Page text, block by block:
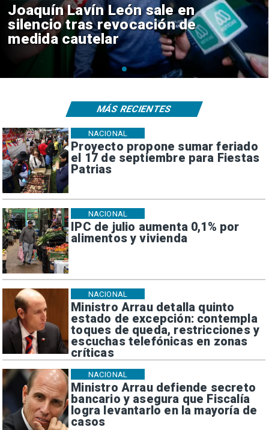
Chile y Venezuela formalizan
reinicio de relaciones
consulares
Proyecto propone sumar feriado
el 17 de septiembre para Fiestas
Patrias
NACIONAL
IPC de julio aumenta 0,1% por
alimentos y vivienda
NACIONAL
Ministro Arrau detalla quinto
estado de excepción: contempla
toques de queda, restricciones y
escuchas telefónicas en zonas
críticas
NACIONAL
Ministro Arrau defiende secreto
bancario y asegura que Fiscalía
logra levantarlo en la mayoría de
casos
NACIONAL
MÁS RECIENTES